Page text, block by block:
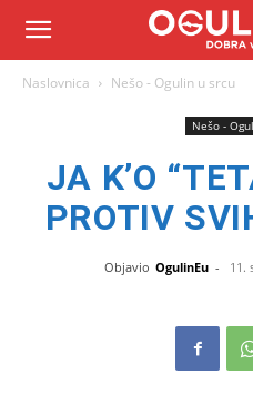
Naslovnica Nešo - Ogulin u srcu
Nešo -
JA K’O
PROTIV
Objavio OgulinEu - 11.